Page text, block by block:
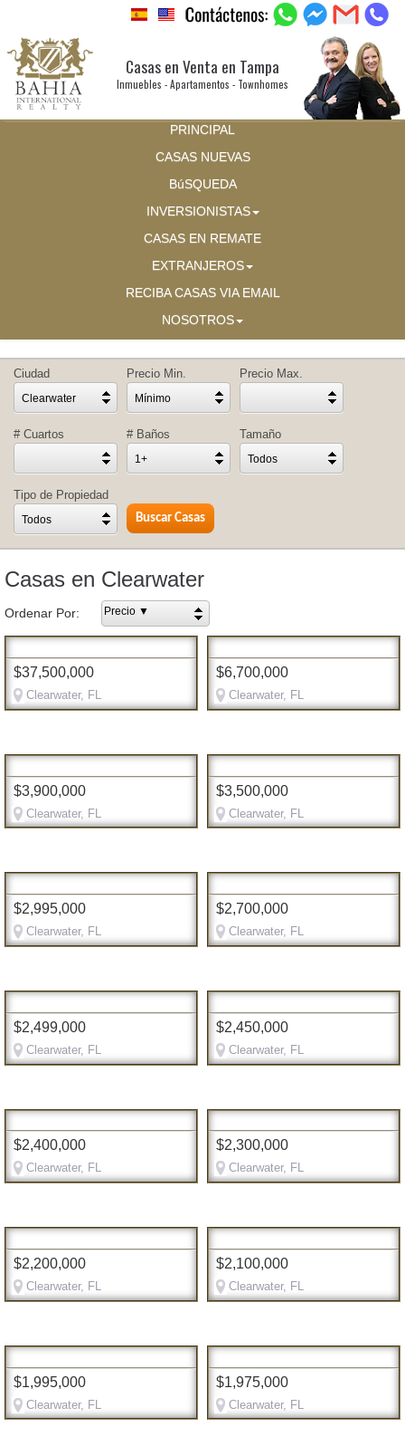
Casas en Venta en Tampa
Inmuebles - Apartamentos - Townhomes
PRINCIPAL
CASAS NUEVAS
BúSQUEDA
INVERSIONISTAS
CASAS EN REMATE
EXTRANJEROS
RECIBA CASAS VIA EMAIL
NOSOTROS
Ciudad
Clearwater
Precio Min.
Mínimo
Precio Max.
# Cuartos # Baños
1+
Tamaño
Todos
Tipo de Propiedad
Todos
Casas en Clearwater
Ordenar Por: Precio ▼
$37,500,000
Clearwater, FL
$6,700,000
Clearwater, FL
$3,900,000
Clearwater, FL
$3,500,000
Clearwater, FL
$2,995,000
Clearwater, FL
$2,700,000
Clearwater, FL
$2,499,000
Clearwater, FL
$2,450,000
Clearwater, FL
$2,400,000
Clearwater, FL
$2,300,000
Clearwater, FL
$2,200,000
Clearwater, FL
$2,100,000
Clearwater, FL
$1,995,000
Clearwater, FL
$1,975,000
Clearwater, FL